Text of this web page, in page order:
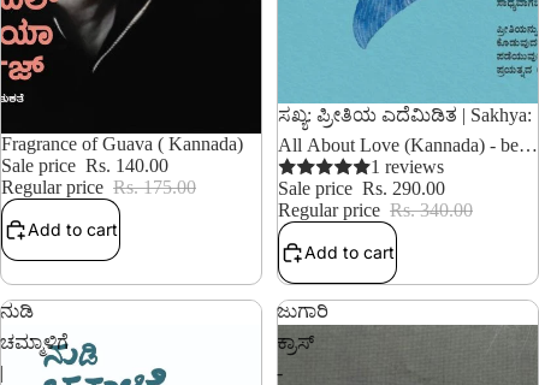
20% OFF
Fragrance of Guava ( Kannada)
Sale price Rs. 140.00
Regular price Rs. 175.00
Add to cart
14% OFF
ಸಖ್ಯ: ಪ್ರೀತಿಯ ಎದೆಮಿಡಿತ | Sakhya:
All About Love (Kannada) - bell
hooks
1 reviews
Sale price Rs. 290.00
Regular price Rs. 340.00
Add to cart
ನುಡಿ
ಚಮ್ಮಾಳಿಗೆ
|
ಜುಗಾರಿ
ಕ್ರಾಸ್
-